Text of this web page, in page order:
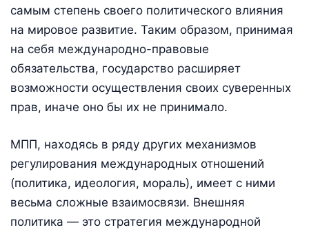
самым степень своего политического влияния
на мировое развитие. Таким образом, принимая
на себя международно-правовые
обязательства, государство расширяет
возможности осуществления своих суверенных
прав, иначе оно бы их не принимало.
МПП, находясь в ряду других механизмов
регулирования международных отношений
(политика, идеология, мораль), имеет с ними
весьма сложные взаимосвязи. Внешняя
политика — это стратегия международной